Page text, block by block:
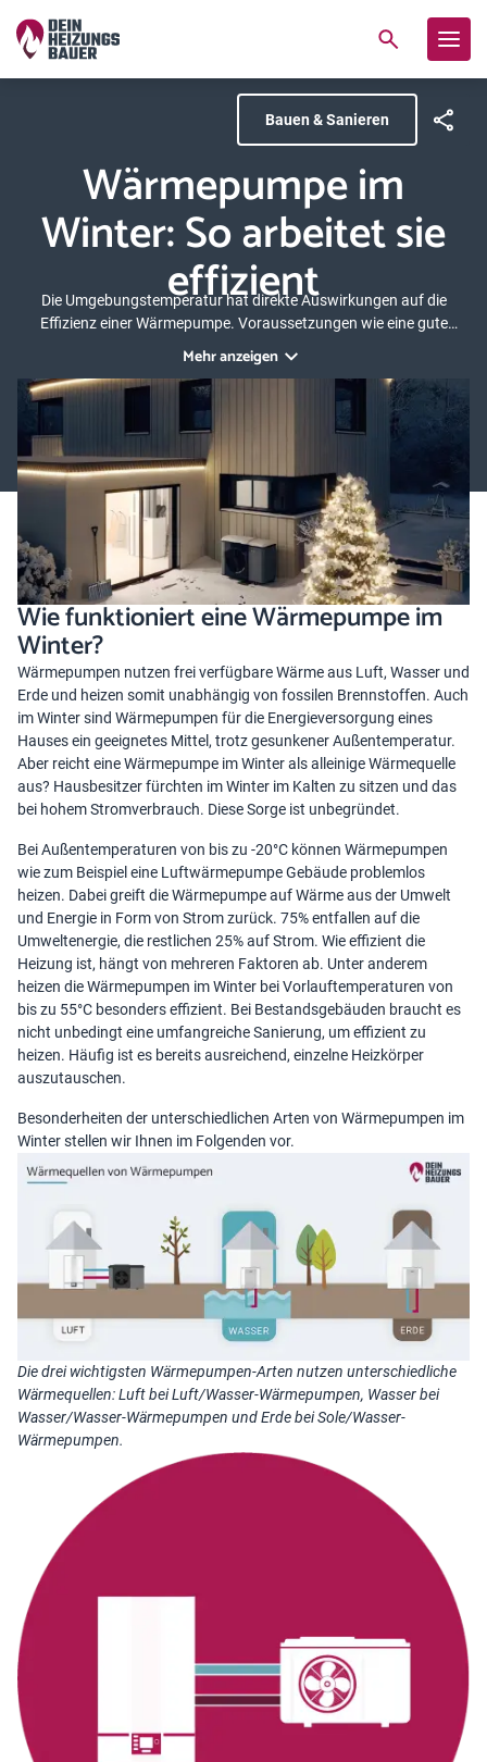
Bauen & Sanieren
Wärmepumpe im
Winter: So arbeitet sie
effizient
Die Umgebungstemperatur hat direkte Auswirkungen auf die
Effizienz einer Wärmepumpe. Voraussetzungen wie eine gute
deutsche Winter sind Wärmepumpen grundsätzlich geeignet und
heizen zuverlässig. Wichtig ist, die Wärmepumpe inklusive
Zusatzkomponenten auf den individuellen Bedarf auszurichten. Wie
eine Wärmepumpe auch im Winter effizient arbeitet und welche
Unterschiede es zwischen den einzelnen Arten der Wärmepumpen
zu beachten gilt, erfahren Sie in diesem Beitrag.
Mehr anzeigen
Wie funktioniert eine Wärmepumpe im
Winter?
Wärmepumpen nutzen frei verfügbare Wärme aus Luft, Wasser und
Erde und heizen somit unabhängig von fossilen Brennstoffen. Auch
im Winter sind Wärmepumpen für die Energieversorgung eines
Hauses ein geeignetes Mittel, trotz gesunkener Außentemperatur.
Aber reicht eine Wärmepumpe im Winter als alleinige Wärmequelle
aus? Hausbesitzer fürchten im Winter im Kalten zu sitzen und das
bei hohem Stromverbrauch. Diese Sorge ist unbegründet.
Bei Außentemperaturen von bis zu -20°C können Wärmepumpen
wie zum Beispiel eine Luftwärmepumpe Gebäude problemlos
heizen. Dabei greift die Wärmepumpe auf Wärme aus der Umwelt
und Energie in Form von Strom zurück. 75% entfallen auf die
Umweltenergie, die restlichen 25% auf Strom. Wie effizient die
Heizung ist, hängt von mehreren Faktoren ab. Unter anderem
heizen die Wärmepumpen im Winter bei Vorlauftemperaturen von
bis zu 55°C besonders effizient. Bei Bestandsgebäuden braucht es
nicht unbedingt eine umfangreiche Sanierung, um effizient zu
heizen. Häufig ist es bereits ausreichend, einzelne Heizkörper
auszutauschen.
Besonderheiten der unterschiedlichen Arten von Wärmepumpen im
Winter stellen wir Ihnen im Folgenden vor.
Die drei wichtigsten Wärmepumpen-Arten nutzen unterschiedliche
Wärmequellen: Luft bei Luft/Wasser-Wärmepumpen, Wasser bei
Wasser/Wasser-Wärmepumpen und Erde bei Sole/Wasser-
Wärmepumpen.